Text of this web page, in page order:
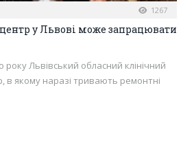
1267
у Львові може запрацювати
року Львівський обласний клінічний
в якому наразі тривають ремонтні